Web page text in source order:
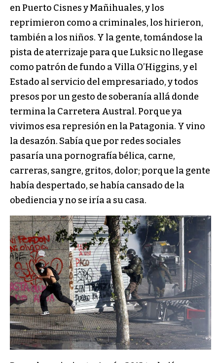
en Puerto Cisnes y Mañihuales, y los
reprimieron como a criminales, los hirieron,
también a los niños. Y la gente, tomándose la
pista de aterrizaje para que Luksic no llegase
como patrón de fundo a Villa O’Higgins, y el
Estado al servicio del empresariado, y todos
presos por un gesto de soberanía allá donde
termina la Carretera Austral. Porque ya
vivimos esa represión en la Patagonia. Y vino
la desazón. Sabía que por redes sociales
pasaría una pornografía bélica, carne,
carreras, sangre, gritos, dolor; porque la gente
había despertado, se había cansado de la
obediencia y no se iría a su casa.